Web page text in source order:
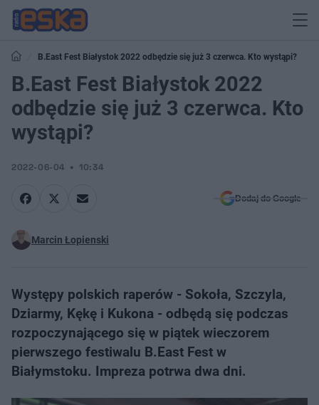
B.East Fest Białystok 2022 odbędzie się już 3 czerwca. Kto wystąpi?
B.East Fest Białystok 2022
odbędzie się już 3 czerwca. Kto
wystąpi?
2022-06-04 10:34
Dodaj do Google
Marcin Łopienski
Występy polskich raperów - Sokoła, Szczyla,
Dziarmy, Kękę i Kukona - odbędą się podczas
rozpoczynającego się w piątek wieczorem
pierwszego festiwalu B.East Fest w
Białymstoku. Impreza potrwa dwa dni.